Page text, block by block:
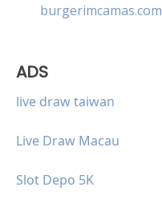
burgerimcamas.com
ADS
live draw taiwan
Live Draw Macau
Slot Depo 5K